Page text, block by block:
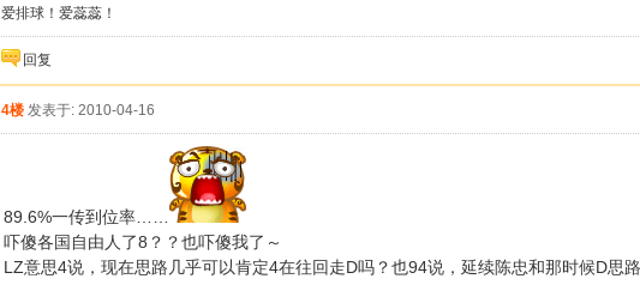
爱排球！爱蕊蕊！
回复
4楼 发表于: 2010-04-16
89.6%一传到位率……
吓傻各国自由人了8？？也吓傻我了～
LZ意思4说，现在思路几乎可以肯定4在往回走D吗？也94说，延续陈忠和那时候D思